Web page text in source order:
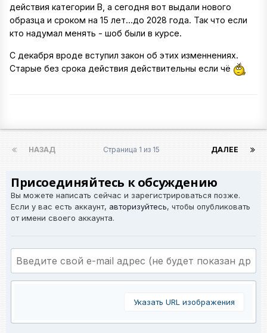
действия категории В, а сегодня вот выдали нового
образца и сроком на 15 лет...до 2028 года. Так что если
кто надумал менять - шоб были в курсе.
С декабря вроде вступил закон об этих изменнениях.
Старые без срока действия действительны если чё
НАЗАД ДАЛЕЕ
Страница 1 из 15
Присоединяйтесь к обсуждению
Вы можете написать сейчас и зарегистрироваться позже.
Если у вас есть аккаунт, авторизуйтесь, чтобы опубликовать
от имени своего аккаунта.
Указать URL изображения